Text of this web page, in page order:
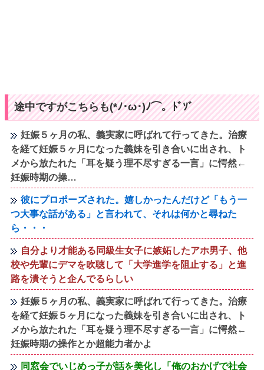
途中ですがこちらも(*ﾉ･ω･)ﾉ⌒。ﾄﾞｿﾞ
妊娠５ヶ月の私、義実家に呼ばれて行ってきた。治療
を経て妊娠５ヶ月になった義妹を引き合いに出され、ト
メから放たれた「耳を疑う理不尽すぎる一言」に愕然←
妊娠時期の操…
彼にプロポーズされた。嬉しかったんだけど「もう一
つ大事な話がある」と言われて、それは何かと尋ねた
ら・・・
自分より才能ある同級生女子に嫉妬したアホ男子、他
校や先輩にデマを吹聴して「大学進学を阻止する」と進
路を潰そうと企んでるらしい
妊娠５ヶ月の私、義実家に呼ばれて行ってきた。治療
を経て妊娠５ヶ月になった義妹を引き合いに出され、ト
メから放たれた「耳を疑う理不尽すぎる一言」に愕然←
妊娠時期の操作とか超能力者かよ
同窓会でいじめっ子が話を美化し「俺のおかげで社会